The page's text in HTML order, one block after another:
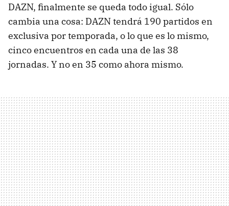
DAZN, finalmente se queda todo igual. Sólo
cambia una cosa: DAZN tendrá 190 partidos en
exclusiva por temporada, o lo que es lo mismo,
cinco encuentros en cada una de las 38
jornadas. Y no en 35 como ahora mismo.